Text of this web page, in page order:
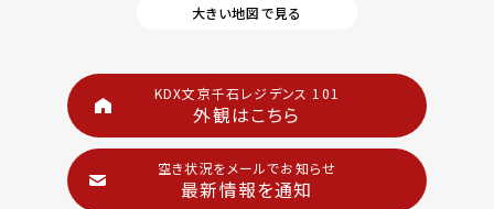
大きい地図で見る
KDX文京千石レジデンス 101
外観はこちら
空き状況をメールでお知らせ
最新情報を通知